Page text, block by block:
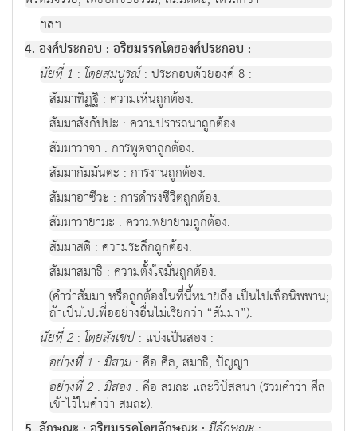
ฯลฯ
4. องค์ประกอบ : อริยมรรคโดยองค์ประกอบ :
นัยที่ 1 : โดยสมบูรณ์: ประกอบด้วยองค์ 8 :
สัมมาทิฏฐิ : ความเห็นถูกต้อง.
สัมมาสังกัปปะ : ความปรารถนาถูกต้อง.
สัมมาวาจา : การพูดจาถูกต้อง.
สัมมากัมมันตะ : การงานถูกต้อง.
สัมมาอาชีวะ : การดำรงชีวิตถูกต้อง.
สัมมาวายามะ : ความพยายามถูกต้อง.
สัมมาสติ : ความระลึกถูกต้อง.
สัมมาสมาธิ : ความตั้งใจมั่นถูกต้อง.
(คำว่าสัมมา หรือถูกต้องในที่นี้หมายถึง เป็นไปเพื่อนิพพาน;
ถ้าเป็นไปเพื่ออย่างอื่นไม่เรียกว่า “สัมมา”).
นัยที่ 2: โดยสังเขป: แบ่งเป็นสอง :
อย่างที่ 1 : มีสาม: คือ ศีล, สมาธิ, ปัญญา.
อย่างที่ 2: มีสอง : คือ สมถะ และวิปัสสนา (รวมคำว่า ศีล
เข้าไว้ในคำว่า สมถะ).